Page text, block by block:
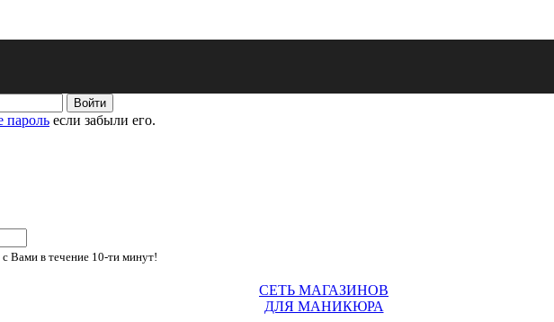
пароль если забыли его.
Вами в течение 10-ти минут!
СЕТЬ МАГАЗИНОВ
ДЛЯ МАНИКЮРА